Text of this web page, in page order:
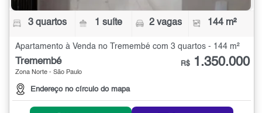
3 quartos 1 suíte 2 vagas 144 m²
Apartamento à Venda no Tremembé com 3 quartos - 144 m²
Tremembé
Zona Norte - São Paulo
Endereço no círculo do mapa
R$ 1.350.000